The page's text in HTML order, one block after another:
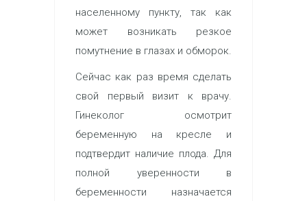
населенному пункту, так как
может возникать резкое
помутнение в глазах и обморок.
Сейчас как раз время сделать
свой первый визит к врачу.
Гинеколог осмотрит
беременную на кресле и
подтвердит наличие плода. Для
полной уверенности в
беременности назначается